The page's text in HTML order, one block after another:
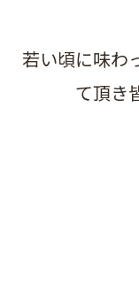
若い頃に味わ
て頂き